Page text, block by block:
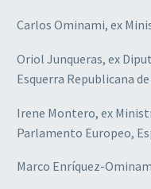
Carlos Ominami, ex
Oriol Junqueras, ex
Esquerra Republicana
Irene Montero, ex
Parlamento Europeo,
Marco Enríquez-